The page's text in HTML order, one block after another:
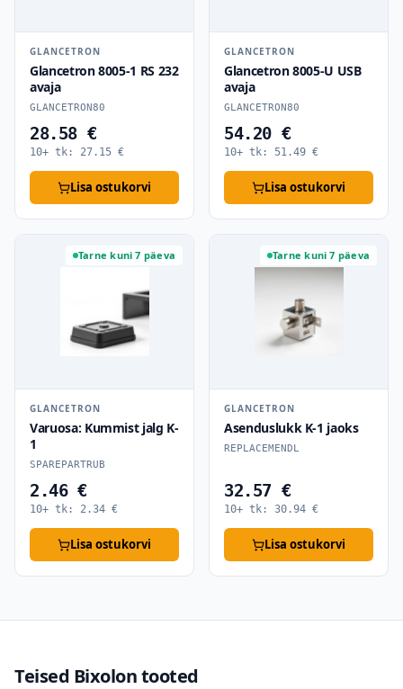
GLANCETRON
Glancetron 8005-1 RS 232
avaja
GLANCETRON80
28.58 €
10+ tk: 27.15 €
Lisa ostukorvi
GLANCETRON
Glancetron 8005-U USB
avaja
GLANCETRON80
54.20 €
10+ tk: 51.49 €
Lisa ostukorvi
Tarne kuni 7 päeva
GLANCETRON
Varuosa: Kummist jalg K-
1
SPAREPARTRUB
2.46 €
10+ tk: 2.34 €
Lisa ostukorvi
Tarne kuni 7 päeva
GLANCETRON
Asenduslukk K-1 jaoks
REPLACEMENDL
32.57 €
10+ tk: 30.94 €
Lisa ostukorvi
Teised Bixolon tooted